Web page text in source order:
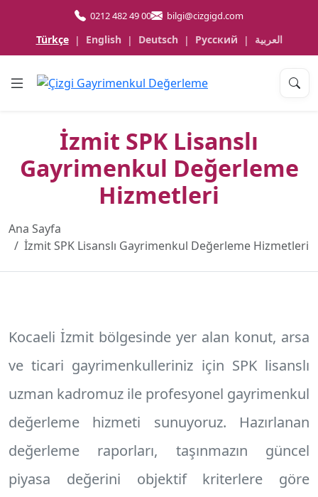
0212 482 49 00 bilgi@cizgigd.com
Türkçe | English | Deutsch | Русский | العربية
İzmit SPK Lisanslı
Gayrimenkul Değerleme
Hizmetleri
Ana Sayfa
İzmit SPK Lisanslı Gayrimenkul Değerleme Hizmetleri
Kocaeli İzmit bölgesinde yer alan konut, arsa
ve ticari gayrimenkulleriniz için SPK lisanslı
uzman kadromuz ile profesyonel gayrimenkul
değerleme hizmeti sunuyoruz. Hazırlanan
değerleme raporları, taşınmazın güncel
piyasa değerini objektif kriterlere göre